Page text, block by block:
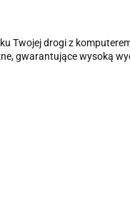
Twojej drogi z
gwarantujące wysoką